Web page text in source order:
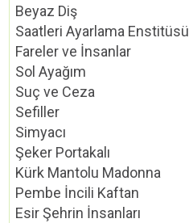
Beyaz Diş
Saatleri Ayarlama Enstitüsü
Fareler ve İnsanlar
Sol Ayağım
Suç ve Ceza
Sefiller
Simyacı
Şeker Portakalı
Kürk Mantolu Madonna
Pembe İncili Kaftan
Esir Şehrin İnsanları